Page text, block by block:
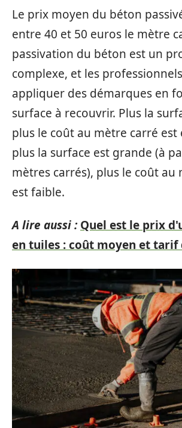
Le prix moyen du béton
entre 40 et 50 euros le mètre
passivation du béton est un
complexe, et les
appliquer des démarques en
surface à recouvrir. Plus la
plus le coût au mètre carré est
plus la surface est grande (à
mètres carrés), plus le coût au
est faible.
A lire aussi : Quel est le prix
en tuiles : coût moyen et tarif